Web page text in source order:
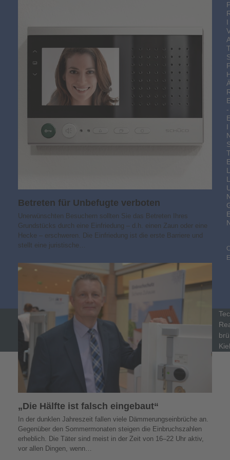
Betreten für Unbefugte verboten
Unerwünschten Besuchern sollten Sie das Betreten Ihres
Grundstücks durch eine Einfriedung – d.h. einen Zaun oder eine
Hecke – erschweren. Die Einfriedung ist die erste Barriere und
stellt eine juristische…
„Die Hälfte ist falsch eingebaut“
In der dunklen Jahreszeit fallen viele Dämmerungseinbrüche an.
Gegenüber den Sommermonaten steigen die Einbruchszahlen
erheblich. Die Täter sind meist in der Zeit von 16–22 Uhr aktiv,
vor allen Dingen, wenn…
I
-
I
L
L
Kiel